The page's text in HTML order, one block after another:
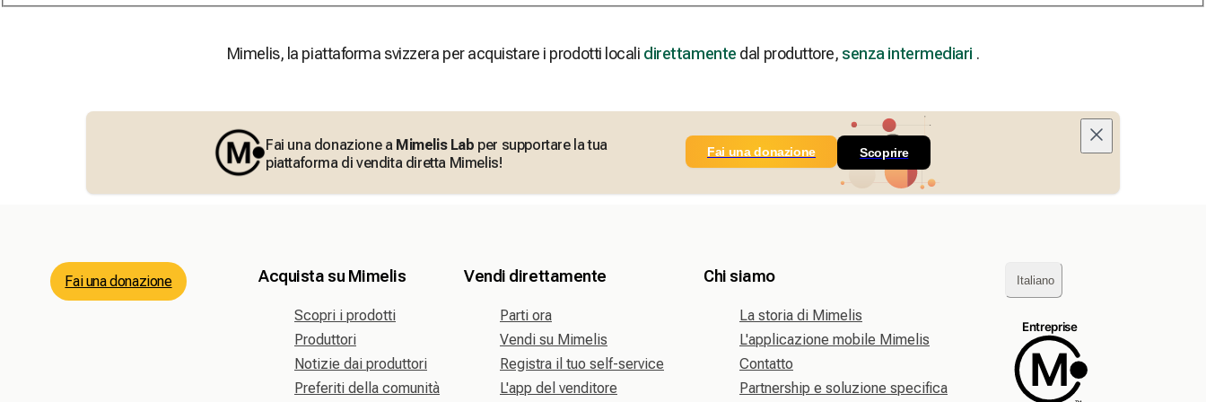
Mimelis, la piattaforma svizzera per acquistare i prodotti locali direttamente dal produttore, senza intermediari .
Fai una donazione a Mimelis Lab per supportare la tua
piattaforma di vendita diretta Mimelis!
Fai una donazione Scoprire
Fai una donazione Acquista su Mimelis
Scopri i prodotti
Produttori
Notizie dai produttori
Preferiti della comunità
Vendi direttamente
Parti ora
Vendi su Mimelis
Registra il tuo self-service
L'app del venditore
Chi siamo
La storia di Mimelis
L'applicazione mobile Mimelis
Contatto
Partnership e soluzione specifica
Italiano